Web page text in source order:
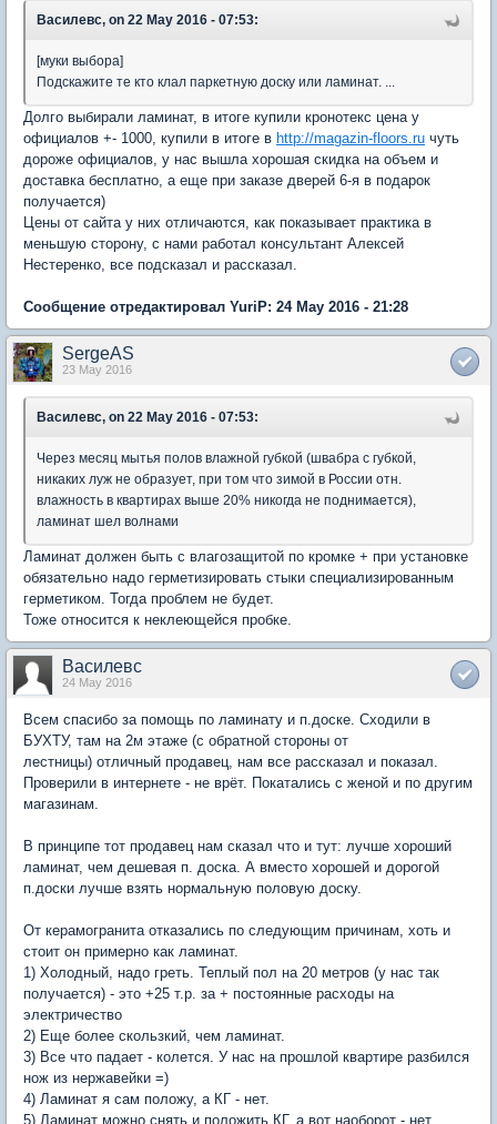
Василевс, on 22 May 2016 - 07:53:
[муки выбора]
Подскажите те кто клал паркетную доску или ламинат. ...
Долго выбирали ламинат, в итоге купили кронотекс цена у
официалов +- 1000, купили в итоге в http://magazin-floors.ru чуть
дороже официалов, у нас вышла хорошая скидка на объем и
доставка бесплатно, а еще при заказе дверей 6-я в подарок
получается)
Цены от сайта у них отличаются, как показывает практика в
меньшую сторону, с нами работал консультант Алексей
Нестеренко, все подсказал и рассказал.
Сообщение отредактировал YuriP: 24 May 2016 - 21:28
SergeAS
23 May 2016
Василевс, on 22 May 2016 - 07:53:
Через месяц мытья полов влажной губкой (швабра с губкой,
никаких луж не образует, при том что зимой в России отн.
влажность в квартирах выше 20% никогда не поднимается),
ламинат шел волнами
Ламинат должен быть с влагозащитой по кромке + при установке
обязательно надо герметизировать стыки специализированным
герметиком. Тогда проблем не будет.
Тоже относится к неклеющейся пробке.
Василевс
24 May 2016
Всем спасибо за помощь по ламинату и п.доске. Сходили в
БУХТУ, там на 2м этаже (с обратной стороны от
лестницы) отличный продавец, нам все рассказал и показал.
Проверили в интернете - не врёт. Покатались с женой и по другим
магазинам.
В принципе тот продавец нам сказал что и тут: лучше хороший
ламинат, чем дешевая п. доска. А вместо хорошей и дорогой
п.доски лучше взять нормальную половую доску.
От керамогранита отказались по следующим причинам, хоть и
стоит он примерно как ламинат.
1) Холодный, надо греть. Теплый пол на 20 метров (у нас так
получается) - это +25 т.р. за + постоянные расходы на
электричество
2) Еще более скользкий, чем ламинат.
3) Все что падает - колется. У нас на прошлой квартире разбился
нож из нержавейки =)
4) Ламинат я сам положу, а КГ - нет.
5) Ламинат можно снять и положить КГ, а вот наоборот - нет.